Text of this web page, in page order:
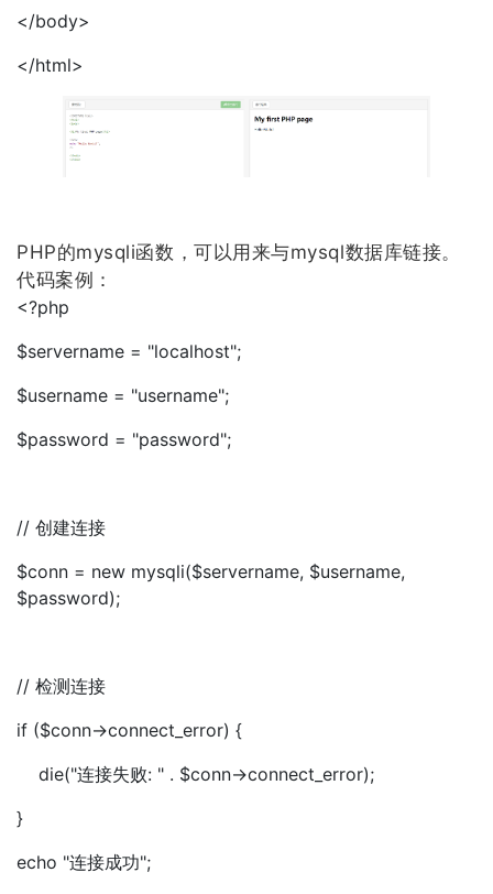
</body>
</html>
PHP的mysqli函数，可以用来与mysql数据库链接。
代码案例：
<?php
$servername = "localhost";
$username = "username";
$password = "password";
// 创建连接
$conn = new mysqli($servername, $username,
$password);
// 检测连接
if ($conn->connect_error) {
die("连接失败: " . $conn->connect_error);
}
echo "连接成功";